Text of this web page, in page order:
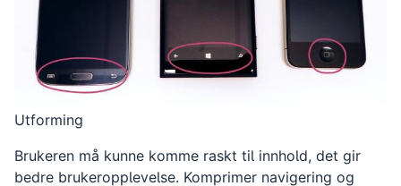
Utforming
Brukeren må kunne komme raskt til innhold, det gir
bedre brukeropplevelse. Komprimer navigering og